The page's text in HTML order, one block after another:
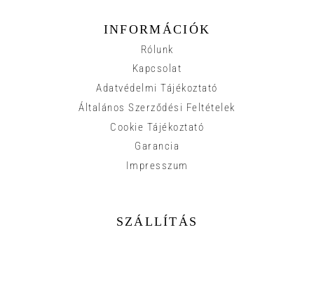
INFORMÁCIÓK
Rólunk
Kapcsolat
Adatvédelmi Tájékoztató
Általános Szerződési Feltételek
Cookie Tájékoztató
Garancia
Impresszum
SZÁLLÍTÁS